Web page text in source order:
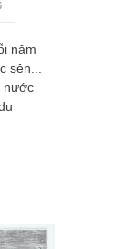
năm
sên...
nước